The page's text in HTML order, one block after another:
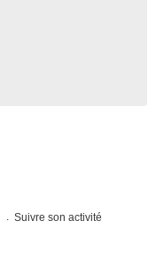
Suivre son activité